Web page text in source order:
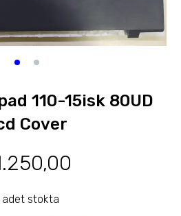
110-15isk 80UD
Cover
adet stokta